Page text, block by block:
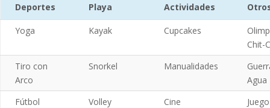
Deportes Playa Actividades
Yoga Kayak Cupcakes
Chit-
Tiro con
Arco
Snorkel Manualidades
Agua
Fútbol
Volley Cine